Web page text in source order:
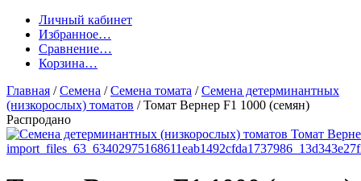
Личный кабинет
Избранное…
Сравнение…
Корзина…
Главная /Семена /Семена томата /Семена детерминантных
(низкорослых) томатов /Томат Вернер F1 1000 (семян)
Распродано